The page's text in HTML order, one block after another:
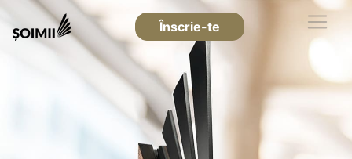
Înscrie-te